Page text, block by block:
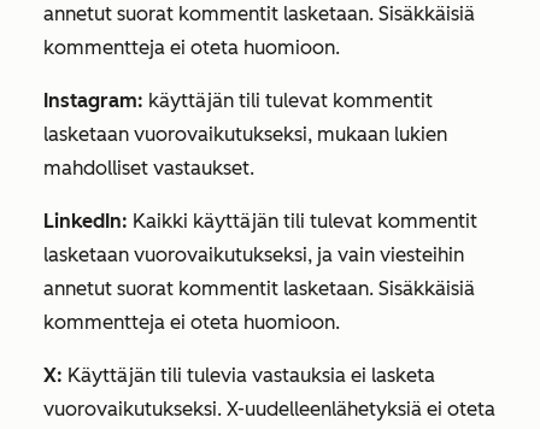
annetut suorat kommentit lasketaan. Sisäkkäisiä
kommentteja ei oteta huomioon.
Instagram: käyttäjän tili tulevat kommentit
lasketaan vuorovaikutukseksi, mukaan lukien
mahdolliset vastaukset.
LinkedIn: Kaikki käyttäjän tili tulevat kommentit
lasketaan vuorovaikutukseksi, ja vain viesteihin
annetut suorat kommentit lasketaan. Sisäkkäisiä
kommentteja ei oteta huomioon.
X: Käyttäjän tili tulevia vastauksia ei lasketa
vuorovaikutukseksi. X-uudelleenlähetyksiä ei oteta